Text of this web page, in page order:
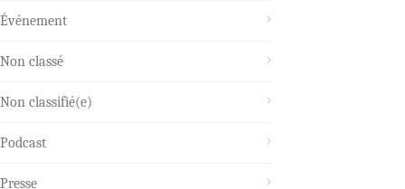
Événement
Non classé
Non classifié(e)
Podcast
Presse